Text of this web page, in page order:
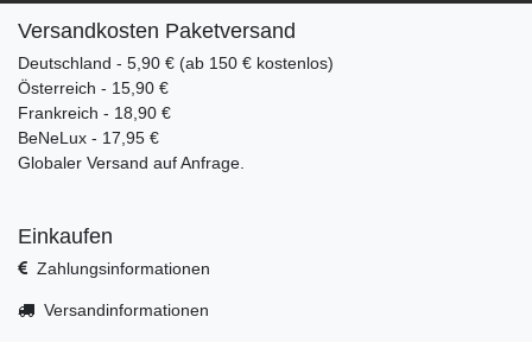
Versandkosten Paketversand
Deutschland - 5,90 € (ab 150 € kostenlos)
Österreich - 15,90 €
Frankreich - 18,90 €
BeNeLux - 17,95 €
Globaler Versand auf Anfrage.
Einkaufen
Zahlungsinformationen
Versandinformationen